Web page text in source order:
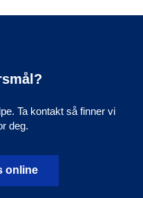
Ta kontakt så finner vi
deg.
online